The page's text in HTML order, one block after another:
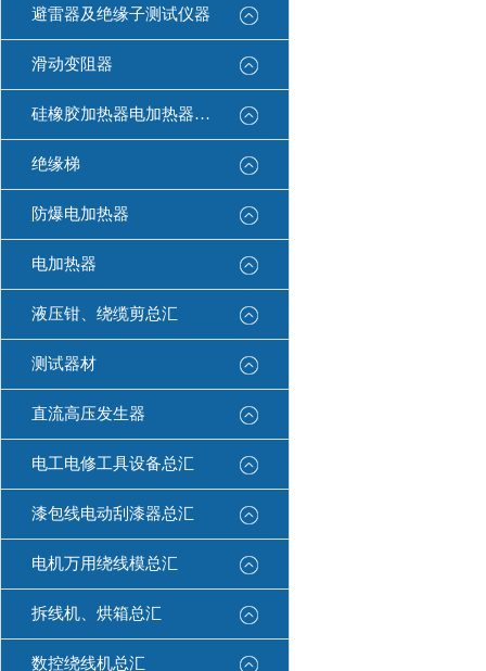
避雷器及绝缘子测试仪器
滑动变阻器
硅橡胶加热器电加热器康登电气
绝缘梯
防爆电加热器
电加热器
液压钳、绕缆剪总汇
测试器材
直流高压发生器
电工电修工具设备总汇
漆包线电动刮漆器总汇
电机万用绕线模总汇
拆线机、烘箱总汇
数控绕线机总汇